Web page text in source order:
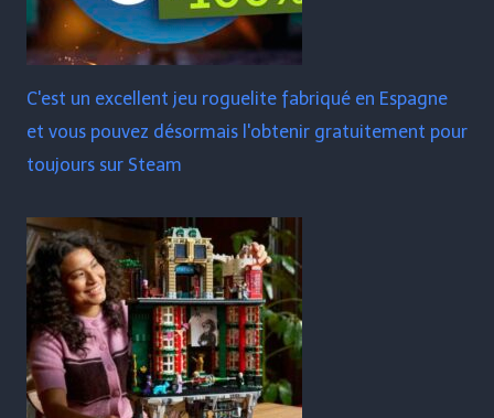
C'est un excellent jeu roguelite fabriqué en Espagne
et vous pouvez désormais l'obtenir gratuitement pour
toujours sur Steam